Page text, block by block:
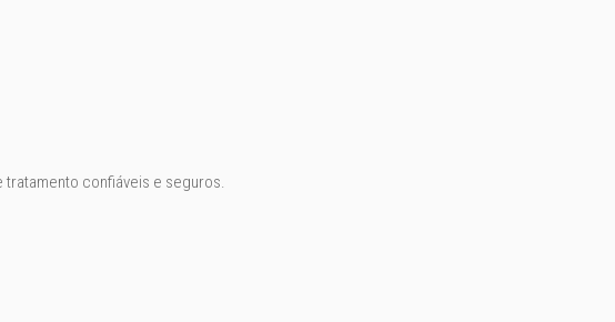
confiáveis e seguros.